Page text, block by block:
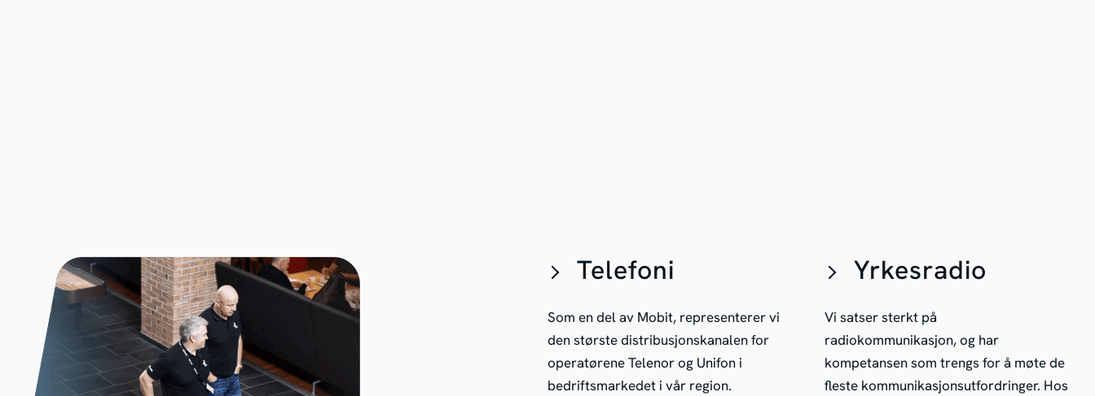
Telefoni
Som en del av Mobit, representerer vi
den største distribusjonskanalen for
operatørene Telenor og Unifon i
bedriftsmarkedet i vår region.
Yrkesradio
Vi satser sterkt på
radiokommunikasjon, og har
kompetansen som trengs for å møte de
fleste kommunikasjonsutfordringer. Hos